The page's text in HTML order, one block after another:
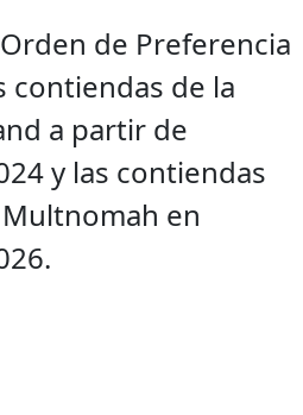
de Preferencia
contiendas de la
a partir de
y las contiendas
en